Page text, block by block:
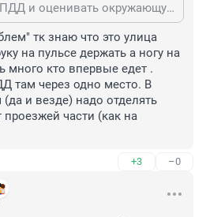
Будете соблюдать ПДД и оценивать окружающую обстановку с другими участниками ДД - и ваши проблемы канут в лету! Не стоит себя и других накручивать фантасмагорией, а воДятлов везде хватает и не только на Науки!
тк знаю что это улица
на пульсе держать а ногу на
много кто впервые едет .
там через одно место. В
и везде) надо отделять
части (как на
+3 –0